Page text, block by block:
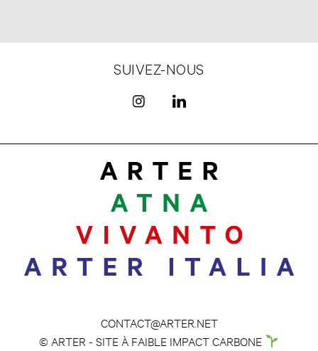
SUIVEZ-NOUS
CONTACT@ARTER.NET
© ARTER - SITE À FAIBLE IMPACT CARBONE